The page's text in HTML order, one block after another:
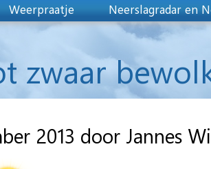
Weerpraatje Neerslagradar en
zwaar
2013 door Jannes